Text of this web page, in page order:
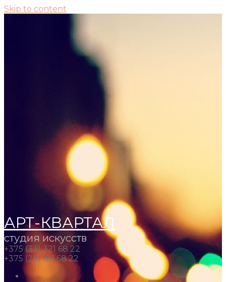
Skip to content
АРТ-КВАРТАЛ
студия искусств
+375 (33) 321 68 22
+375 (29) 181 68 22